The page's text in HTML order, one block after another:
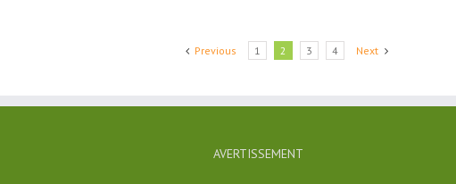
Previous 1 2 3 4 Next
AVERTISSEMENT